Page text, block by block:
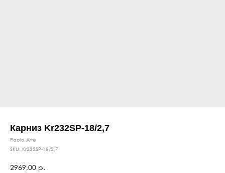
Карниз Kr232SP-18/2,7
Paolo Arte
SKU: Kr232SP-18/2,7
2969,00 р.